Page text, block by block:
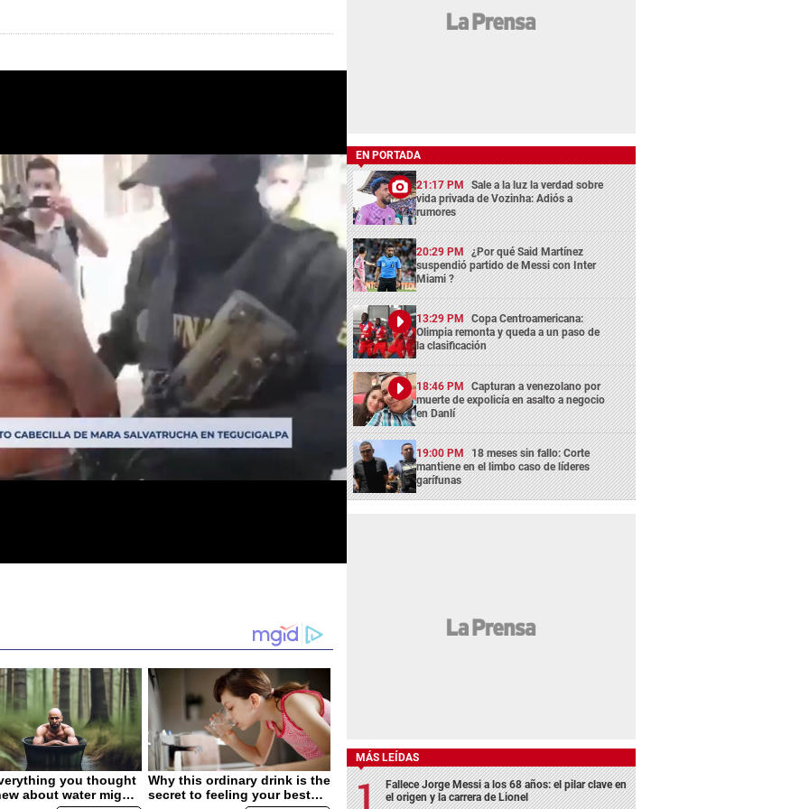
EN PORTADA
21:17 PM Sale a la luz la verdad sobre
vida privada de Vozinha: Adiós a
rumores
20:29 PM ¿Por qué Said Martínez
suspendió partido de Messi con Inter
Miami ?
13:29 PM Copa Centroamericana:
Olimpia remonta y queda a un paso de
la clasificación
18:46 PM Capturan a venezolano por
muerte de expolicía en asalto a negocio
en Danlí
19:00 PM 18 meses sin fallo: Corte
mantiene en el limbo caso de líderes
garífunas
MÁS LEÍDAS
Fallece Jorge Messi a los 68 años: el pilar clave en
el origen y la carrera de Lionel